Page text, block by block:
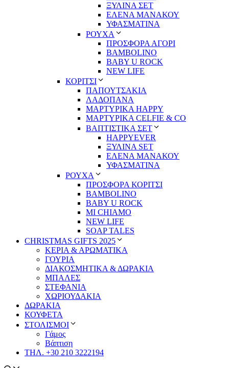
ΞΥΛΙΝΑ ΣΕΤ
ΕΛΕΝΑ ΜΑΝΑΚΟΥ
ΥΦΑΣΜΑΤΙΝΑ
ΡΟΥΧΑ
ΠΡΟΣΦΟΡΑ ΑΓΟΡΙ
BAMBOLINO
BABY U ROCK
NEW LIFE
ΚΟΡΙΤΣΙ
ΠΑΠΟΥΤΣΑΚΙΑ
ΛΑΔΟΠΑΝΑ
ΜΑΡΤΥΡΙΚΑ HAPPY
ΜΑΡΤΥΡΙΚΑ CELFIE & CO
ΒΑΠΤΙΣΤΙΚΑ ΣΕΤ
HAPPYEVER
ΞΥΛΙΝΑ SET
ΕΛΕΝΑ ΜΑΝΑΚΟΥ
ΥΦΑΣΜΑΤΙΝΑ
ΡΟΥΧΑ
ΠΡΟΣΦΟΡΑ ΚΟΡΙΤΣΙ
BAMBOLINO
BABY U ROCK
MI CHIAMO
NEW LIFE
SOAP TALES
CHRISTMAS GIFTS 2025
ΚΕΡΙΑ & ΑΡΩΜΑΤΙΚΑ
ΓΟΥΡΙΑ
ΔΙΑΚΟΣΜΗΤΙΚΑ & ΔΩΡΑΚΙΑ
ΜΠΑΛΕΣ
ΣΤΕΦΑΝΙΑ
ΧΩΡΙΟΥΔΑΚΙΑ
ΔΩΡΑΚΙΑ
ΚΟΥΦΕΤΑ
ΣΤΟΛΙΣΜΟΙ
Γάμος
Βάπτιση
ΤΗΛ. +30 210 3222194